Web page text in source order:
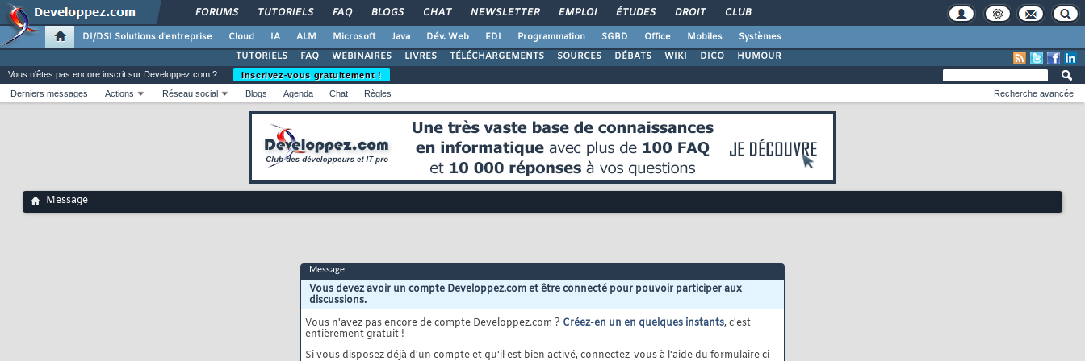
FORUMS TUTORIELS FAQ BLOGS CHAT NEWSLETTER EMPLOI ÉTUDES DROIT CLUB
DI/DSI Solutions d'entreprise Cloud IA ALM Microsoft Java Dév. Web EDI Programmation SGBD Office Mobiles
Systèmes
TUTORIELS
FAQ WEBINAIRES LIVRES TÉLÉCHARGEMENTS SOURCES DÉBATS WIKI DICO HUMOUR
Vous n'êtes pas encore inscrit sur Developpez.com ?
Inscrivez-vous gratuitement !
Derniers messages
Actions Réseau social Blogs Agenda Chat Règles Recherche avancée
Message
Message
Vous devez avoir un compte Developpez.com et être connecté pour pouvoir participer aux
discussions.
Vous n'avez pas encore de compte Developpez.com ? Créez-en un en quelques instants, c'est
entièrement gratuit !
Si vous disposez déjà d'un compte et qu'il est bien activé, connectez-vous à l'aide du formulaire ci-